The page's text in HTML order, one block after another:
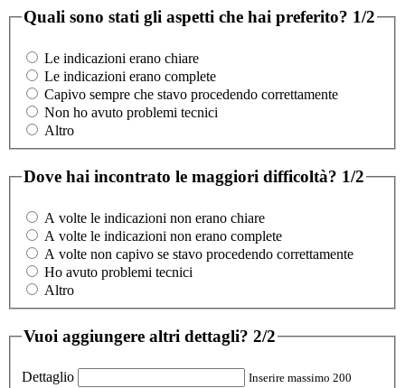
Quali sono stati gli aspetti che hai preferito? 1/2
Le indicazioni erano chiare
Le indicazioni erano complete
Capivo sempre che stavo procedendo correttamente
Non ho avuto problemi tecnici
Altro
Dove hai incontrato le maggiori difficoltà? 1/2
A volte le indicazioni non erano chiare
A volte le indicazioni non erano complete
A volte non capivo se stavo procedendo correttamente
Ho avuto problemi tecnici
Altro
Vuoi aggiungere altri dettagli? 2/2
Dettaglio
Inserire massimo 200